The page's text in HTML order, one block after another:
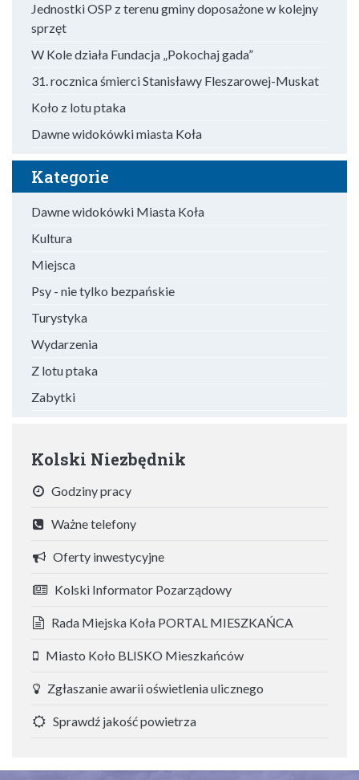
Jednostki OSP z terenu gminy doposażone w kolejny
sprzęt
W Kole działa Fundacja „Pokochaj gada”
31. rocznica śmierci Stanisławy Fleszarowej-Muskat
Koło z lotu ptaka
Dawne widokówki miasta Koła
Kategorie
Dawne widokówki Miasta Koła
Kultura
Miejsca
Psy - nie tylko bezpańskie
Turystyka
Wydarzenia
Z lotu ptaka
Zabytki
Kolski Niezbędnik
Godziny pracy
Ważne telefony
Oferty inwestycyjne
Kolski Informator Pozarządowy
Rada Miejska Koła PORTAL MIESZKAŃCA
Miasto Koło BLISKO Mieszkańców
Zgłaszanie awarii oświetlenia ulicznego
Sprawdź jakość powietrza